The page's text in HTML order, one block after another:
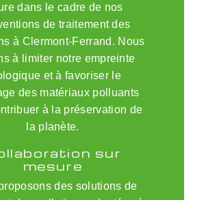
dans le cadre de nos
de traitement des
à Clermont-Ferrand. Nous
à limiter notre empreinte
et à favoriser le
des matériaux polluants
à la préservation de
la planète.
sur
mesure
des solutions de